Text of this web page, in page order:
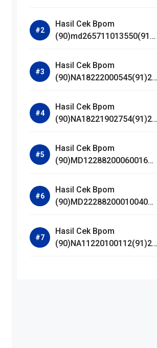
Hasil Cek Bpom
(90)md265711013550(91)2
Hasil Cek Bpom
(90)NA18222000545(91)25
C Serum
Hasil Cek Bpom
(90)NA18221902754(91)25
Serum
Hasil Cek Bpom
(90)MD122882000600168
Kemasan
Hasil Cek Bpom
(90)MD222882000100407
Tinggi
Hasil Cek Bpom
(90)NA11220100112(91)25